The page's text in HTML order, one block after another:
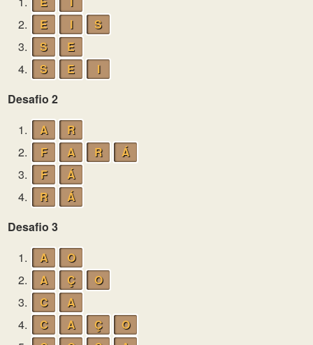
2.
E I
S
3.
S
E
4.
S E
I
Desafio 2
1.
A
R
2.
F A R
Á
3.
F
Á
4.
R
Á
Desafio 3
1.
A
O
2.
A Ç
O
3.
C
A
4.
C A Ç
O